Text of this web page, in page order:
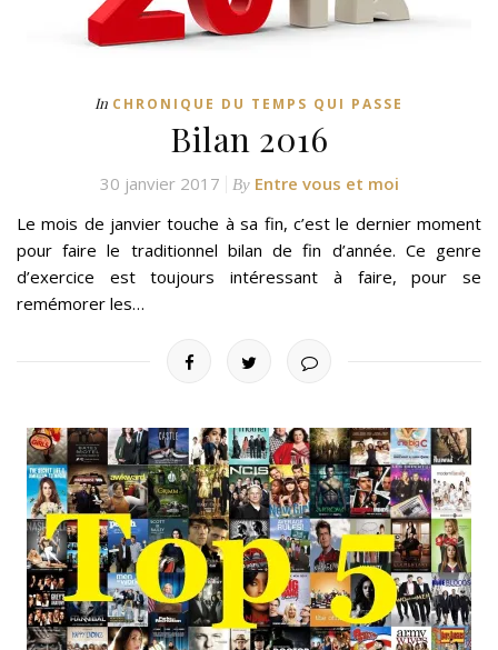
In CHRONIQUE DU TEMPS QUI PASSE
Bilan 2016
30 janvier 2017 By Entre vous et moi
Le mois de janvier touche à sa fin, c’est le dernier moment
pour faire le traditionnel bilan de fin d’année. Ce genre
d’exercice est toujours intéressant à faire, pour se
remémorer les…